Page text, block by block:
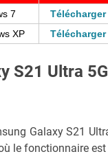
7
Télécharger
XP
Télécharger
S21 Ultra
Galaxy S21
le fonctionnaire